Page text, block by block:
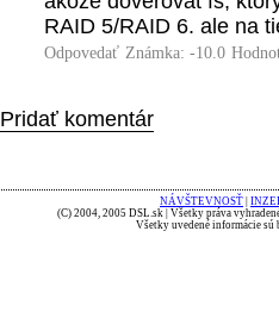
RAID 5/RAID 6. ale na
Odpovedať Známka: -10.0
Pridať komentár
NÁVŠTEVNOSŤ
(C) 2004, 2005 DSL.sk | Všetky práva
Všetky uvedené informácie sú